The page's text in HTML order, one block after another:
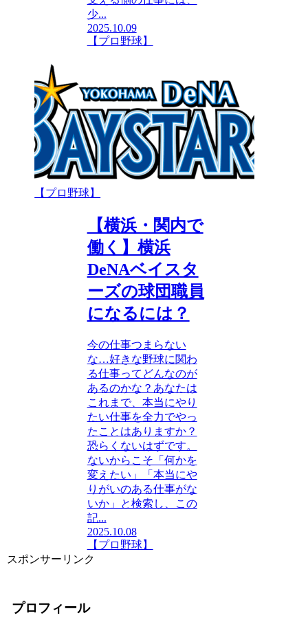
少...
2025.10.09
【プロ野球】
【プロ野球】
【横浜・関内で
働く】横浜
DeNAベイスタ
ーズの球団職員
になるには？
今の仕事つまらない
な…好きな野球に関わ
る仕事ってどんなのが
あるのかな？あなたは
これまで、本当にやり
たい仕事を全力でやっ
たことはありますか？
恐らくないはずです。
ないからこそ「何かを
変えたい」「本当にや
りがいのある仕事がな
いか」と検索し、この
記...
2025.10.08
【プロ野球】
スポンサーリンク
プロフィール